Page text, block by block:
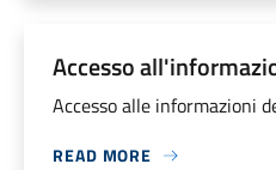
Accesso
Accesso alle informazioni
READ MORE